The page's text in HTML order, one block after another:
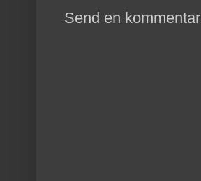
Send en kommentar